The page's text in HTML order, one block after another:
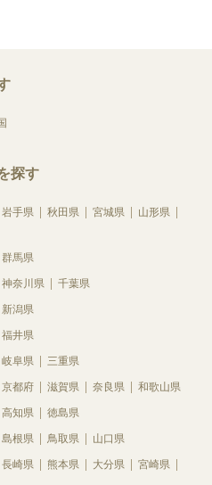
探す
岩手県 秋田県 宮城県
山形県
群馬県
神奈川県 千葉県
新潟県
福井県
岐阜県 三重県
京都府 滋賀県 奈良県 和歌山県
高知県 徳島県
島根県 鳥取県 山口県
長崎県 熊本県 大分県
宮崎県